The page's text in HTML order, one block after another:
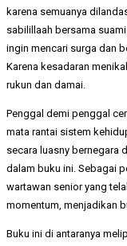
karena semuanya
sabilillaah bersama
ingin mencari surga dan
Karena kesadaran
rukun dan damai.
Penggal demi penggal
mata rantai sistem
secara luasny bernegara
dalam buku ini. Sebagai
wartawan senior yang
momentum, menjadikan
Buku ini di antaranya